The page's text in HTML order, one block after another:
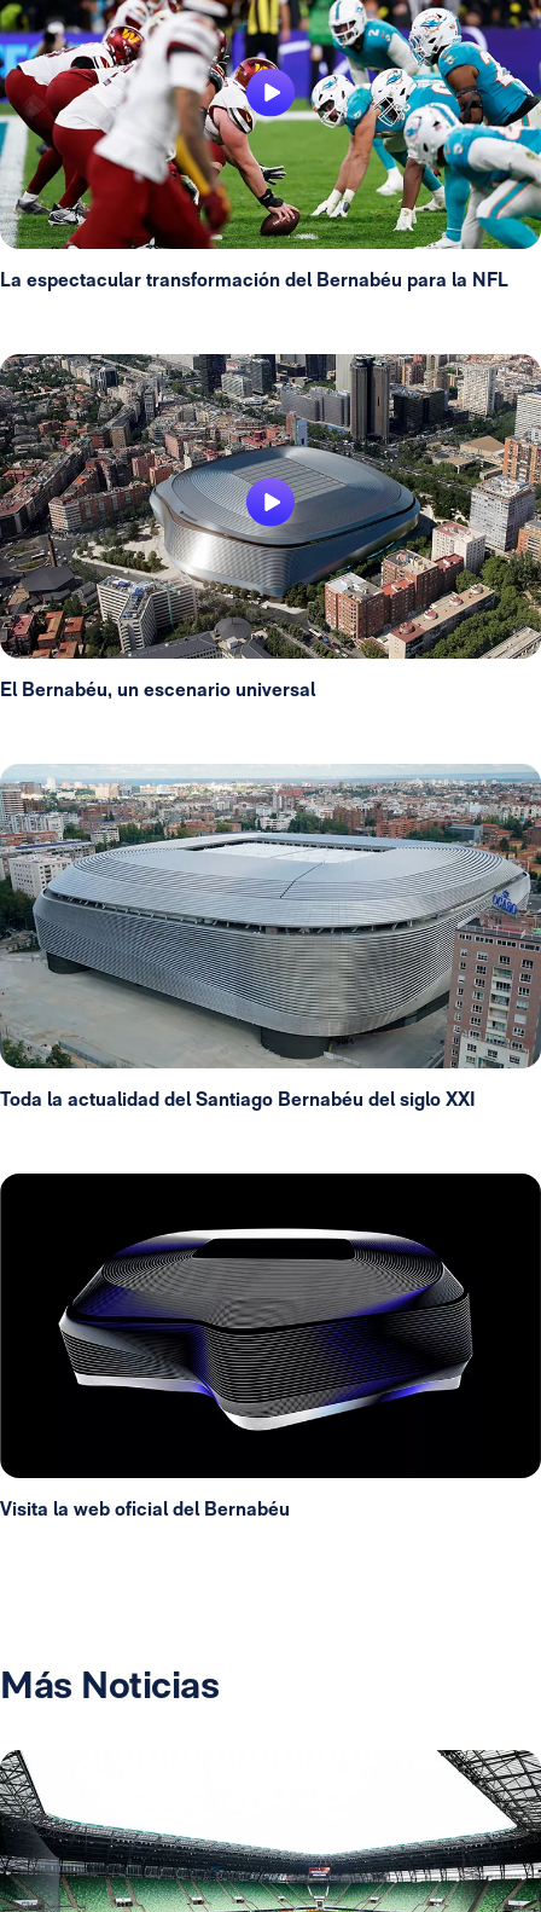
La espectacular transformación del Bernabéu para la NFL
El Bernabéu, un escenario universal
Toda la actualidad del Santiago Bernabéu del siglo XXI
Visita la web oficial del Bernabéu
Más Noticias